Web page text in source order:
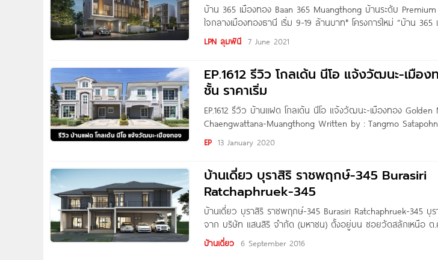
บ้าน 365 เมืองทอง Baan 365 Muangthong บ้านระดับ
ใจกลางเมืองทองธานี เริ่ม 9-19 ล้านบาท* โครงการใหม่ “บ้าน 365
บ้านในระดับ Premium บนทำเลศักยภาพใจกลางเมืองทองธานี บน
ปากเกร็ด 39 ต.บ้านใหม่ อ.ปากเกร็ด นนทบุรี เดินทางสะดวกสบาย เ
LPN ลุมพินี 7 June 2021
EP.1612 รีวิว โกลเด้น นีโอ แจ้งวัฒนะ-เมือ
ชั้น ราคาเริ่ม
EP.1612 รีวิว บ้านแฝด โกลเด้น นีโอ แจ้งวัฒนะ-เมืองทอง Golden
Chaengwattana-Muangthong Written by : Tangmo
Homenayoo ที่รักทุกคน วันนี้เราจะพาไปชมโครงการ Golden
จาก Goldenland เป็นโครงการบนถนนติวานนท์ ตำบลบ้านใหม่ อำเ
EP 13 January 2020
บ้านเดี่ยว บุราสิริ ราชพฤกษ์-345 Burasiri
Ratchaphruek-345
บ้านเดี่ยว บุราสิริ ราชพฤกษ์-345 Burasiri Ratchaphruek-345 บุ
จาก บริษัท แสนสิริ จำกัด (มหาชน) ตั้งอยู่บน ซอยวัดสลักเหนือ ต.
จ.นนทบุรี เดินทางสะดวก ใกล้ถนนราชพฤกษ์, ถนนกาญจนาภิเษก,
รถไฟฟ้าสายสีม่วง สถานีบางรักน้อยท่าอิฐ รายล้อมด้วยสถานที่สำ
บ้านเดี่ยว 6 September 2016